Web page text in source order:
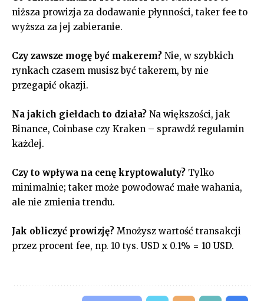
niższa prowizja za dodawanie płynności, taker fee to
wyższa za jej zabieranie.
Czy zawsze mogę być makerem? Nie, w szybkich
rynkach czasem musisz być takerem, by nie
przegapić okazji.
Na jakich giełdach to działa? Na większości, jak
Binance, Coinbase czy Kraken – sprawdź regulamin
każdej.
Czy to wpływa na cenę kryptowaluty? Tylko
minimalnie; taker może powodować małe wahania,
ale nie zmienia trendu.
Jak obliczyć prowizję? Mnożysz wartość transakcji
przez procent fee, np. 10 tys. USD x 0.1% = 10 USD.